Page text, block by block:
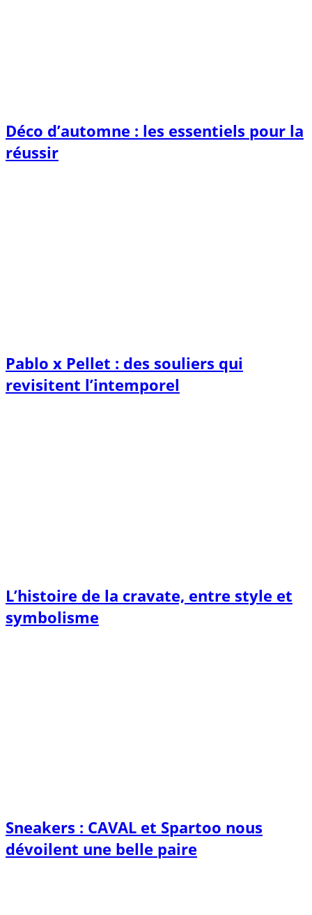
Déco d’automne : les essentiels pour la
réussir
Pablo x Pellet : des souliers qui
revisitent l’intemporel
L’histoire de la cravate, entre style et
symbolisme
Sneakers : CAVAL et Spartoo nous
dévoilent une belle paire